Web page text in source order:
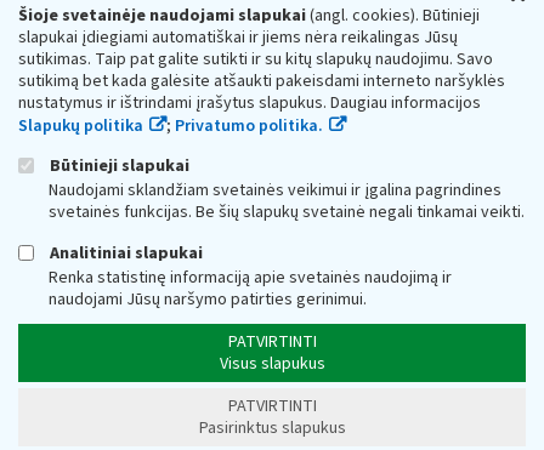
Šioje svetainėje naudojami slapukai(angl. cookies). Būtinieji
slapukai įdiegiami automatiškai ir jiems nėra reikalingas Jūsų
sutikimas. Taip pat galite sutikti ir su kitų slapukų naudojimu. Savo
sutikimą bet kada galėsite atšaukti pakeisdami interneto naršyklės
nustatymus ir ištrindami įrašytus slapukus. Daugiau informacijos
Slapukų politika
; Privatumo politika.
Būtinieji slapukai
Naudojami sklandžiam svetainės veikimui ir įgalina pagrindines
svetainės funkcijas. Be šių slapukų svetainė negali tinkamai veikti.
Analitiniai slapukai
Renka statistinę informaciją apie svetainės naudojimą ir
naudojami Jūsų naršymo patirties gerinimui.
PATVIRTINTI
Visus slapukus
PATVIRTINTI
Pasirinktus slapukus
Respublikos finansų ministerijos
Biudžetinė įstaiga. Juridinio asmens kodas — 188659752,
adresas: Vasario 16-osios g. 14, 01107 Vilnius, Lietuva, el.paštas:
vmi@vmi.lt, E. pristatymo dėžutės adresas 188659752
Duomenys apie Valstybinę mokesčių inspekciją prie Lietuvos
Respublikos finansų ministerijos kaupiami ir saugomi Juridinių